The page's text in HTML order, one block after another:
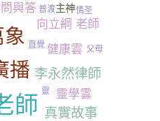
師
播
象
李永然律師
真實故事
健康雲
與答
靈學雲
向立綱 老師
主神
父母
直覺
靈
情圣
普渡